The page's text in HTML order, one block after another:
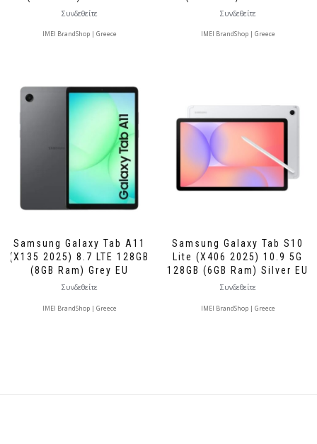
Συνδεθείτε
IMEI BrandShop | Greece
Συνδεθείτε
IMEI BrandShop | Greece
Samsung Galaxy Tab A11
(X135 2025) 8.7 LTE 128GB
(8GB Ram) Grey EU
Συνδεθείτε
IMEI BrandShop | Greece
Samsung Galaxy Tab S10
Lite (X406 2025) 10.9 5G
128GB (6GB Ram) Silver EU
Συνδεθείτε
IMEI BrandShop | Greece